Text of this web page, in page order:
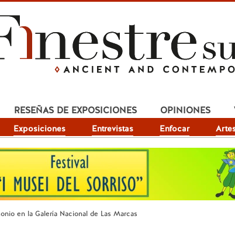
Exposiciones Entrevistas Enfocar
RESEÑAS DE EXPOSICIONES OPINIONES
en la Galería Nacional de Las Marcas